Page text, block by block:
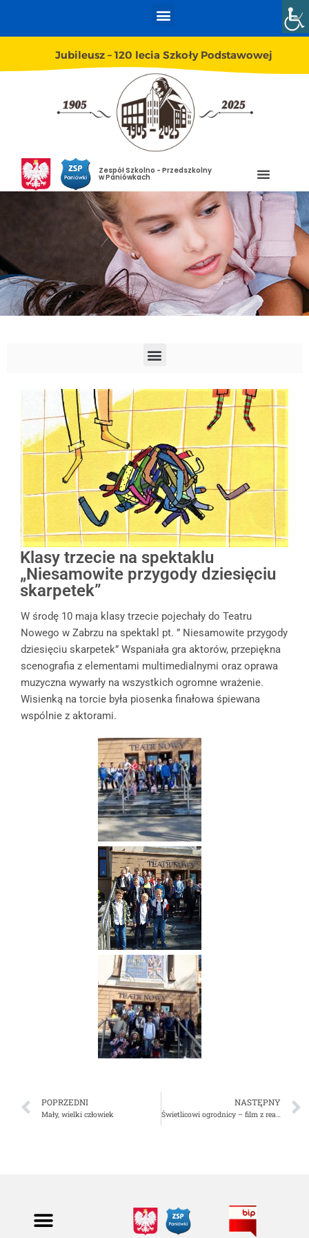
Jubileusz – 120 lecia Szkoły Podstawowej
Zespół Szkolno - Przedszkolny
w Paniówkach
Klasy trzecie na spektaklu
„Niesamowite przygody dziesięciu
skarpetek”
W środę 10 maja klasy trzecie pojechały do Teatru
Nowego w Zabrzu na spektakl pt. ” Niesamowite przygody
dziesięciu skarpetek” Wspaniała gra aktorów, przepiękna
scenografia z elementami multimedialnymi oraz oprawa
muzyczna wywarły na wszystkich ogromne wrażenie.
Wisienką na torcie była piosenka finałowa śpiewana
wspólnie z aktorami.
POPRZEDNI
Mały, wielki człowiek
NASTĘPNY
Świetlicowi ogrodnicy – film z realizacji projektu.